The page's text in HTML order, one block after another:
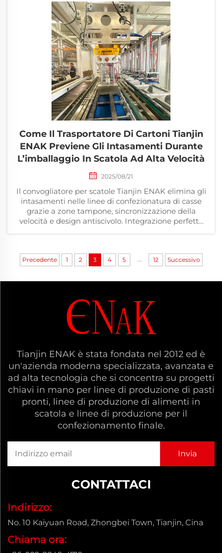
Come Il Trasportatore Di Cartoni Tianjin
ENAK Previene Gli Intasamenti Durante
L’imballaggio In Scatola Ad Alta Velocità
2025/08/21
Il convogliatore per scatole Tianjin ENAK elimina gli
intasamenti nelle linee di confezionatura di casse
grazie a zone tampone, sincronizzazione della
velocità e design antiscivolo. Integrazione perfetta
Precedente 1 2 3 4 5 ... 12 Successivo
Tianjin ENAK è stata fondata nel 2012 ed è
un'azienda moderna specializzata, avanzata e
ad alta tecnologia che si concentra su progetti
chiavi in mano per linee di produzione di pasti
pronti, linee di produzione di alimenti in
scatola e linee di produzione per il
confezionamento finale.
CONTATTACI
Indirizzo:
No. 10 Kaiyuan Road, Zhongbei Town, Tianjin, Cina
Chiama ora: